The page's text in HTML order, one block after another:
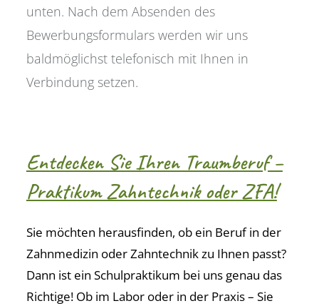
unten. Nach dem Absenden des
Bewerbungsformulars werden wir uns
baldmöglichst telefonisch mit Ihnen in
Verbindung setzen.
Entdecken Sie Ihren Traumberuf –
Praktikum Zahntechnik oder ZFA!
Sie möchten herausfinden, ob ein Beruf in der
Zahnmedizin oder Zahntechnik zu Ihnen passt?
Dann ist ein Schulpraktikum bei uns genau das
Richtige! Ob im Labor oder in der Praxis – Sie